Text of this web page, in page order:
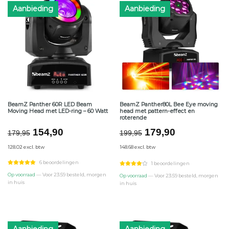
Aanbieding
BeamZ Panther 60R LED Beam
Moving Head met LED-ring – 60 Watt
179,95 Oorspronkelijke
prijs
was:
€179,95.
154,90Huidige
€154,90.
128.02 excl. btw
6 beoordelingen
Op voorraad — Voor 23:59 besteld, morgen
in huis
Aanbieding
BeamZ Panther80L Bee Eye moving
head met pattern-effect en
roterende
199,95 Oorspronkelijke
prijs
was:
€199,95.
179,90Huidige
€179,90.
148.68 excl. btw
1 beoordelingen
Op voorraad — Voor 23:59 besteld, morgen
in huis